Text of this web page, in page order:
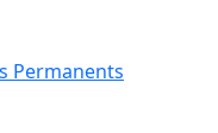
Permanents